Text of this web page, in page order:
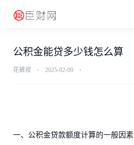
公积金能贷多少钱怎么算
花裤衩 ⋅ 2025-02-09 ⋅
一、公积金贷款额度计算的一般因素